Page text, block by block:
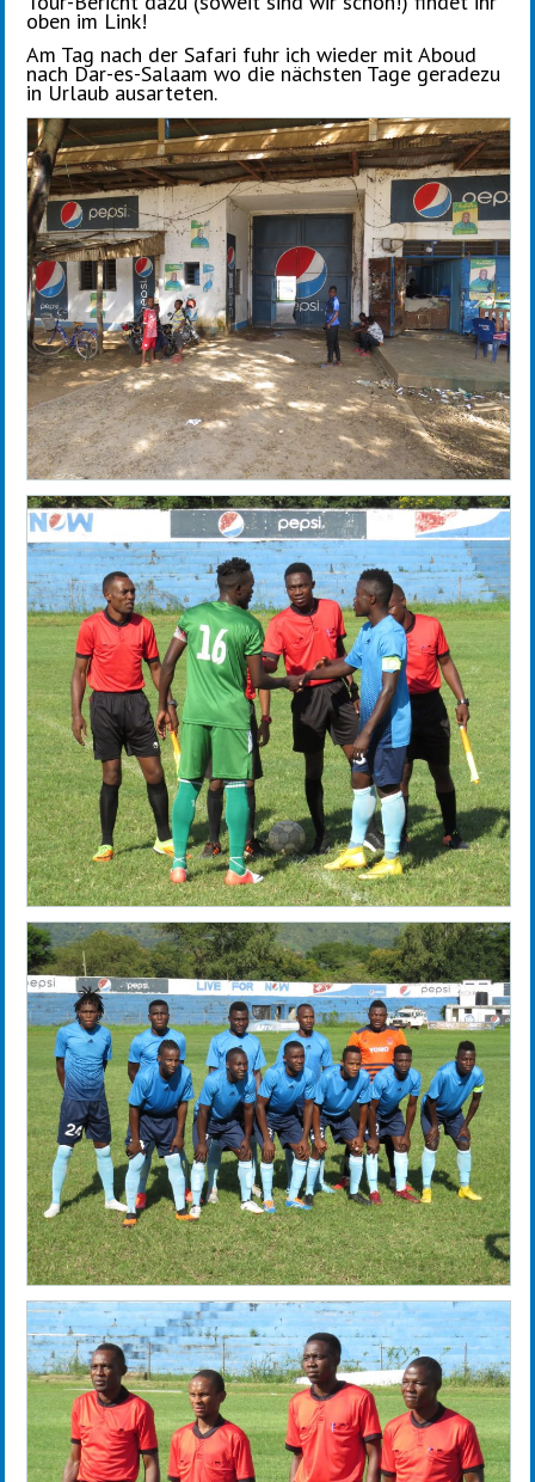
oben im Link!
Am Tag nach der Safari fuhr ich wieder mit Aboud
nach Dar-es-Salaam wo die nächsten Tage geradezu
in Urlaub ausarteten.